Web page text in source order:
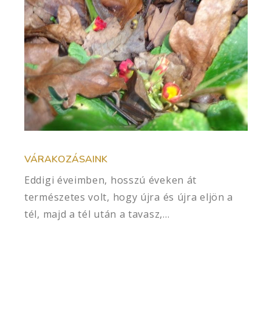
VÁRAKOZÁSAINK
Eddigi éveimben, hosszú éveken át
természetes volt, hogy újra és újra eljön a
tél, majd a tél után a tavasz,…